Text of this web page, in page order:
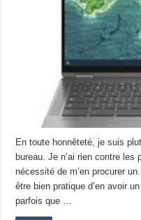
En toute honnêteté, je suis
bureau. Je n’ai rien contre les
nécessité de m’en procurer
être bien pratique d’en avoir
parfois que …